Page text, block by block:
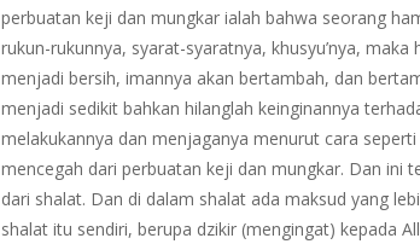
perbuatan keji dan mungkar ialah bahwa seorang
rukun-rukunnya, syarat-syaratnya, khusyu’nya,
menjadi bersih, imannya akan bertambah, dan
menjadi sedikit bahkan hilanglah keinginannya
melakukannya dan menjaganya menurut cara
mencegah dari perbuatan keji dan mungkar. Dan ini
dari shalat. Dan di dalam shalat ada maksud yang
shalat itu sendiri, berupa dzikir (mengingat) kepada